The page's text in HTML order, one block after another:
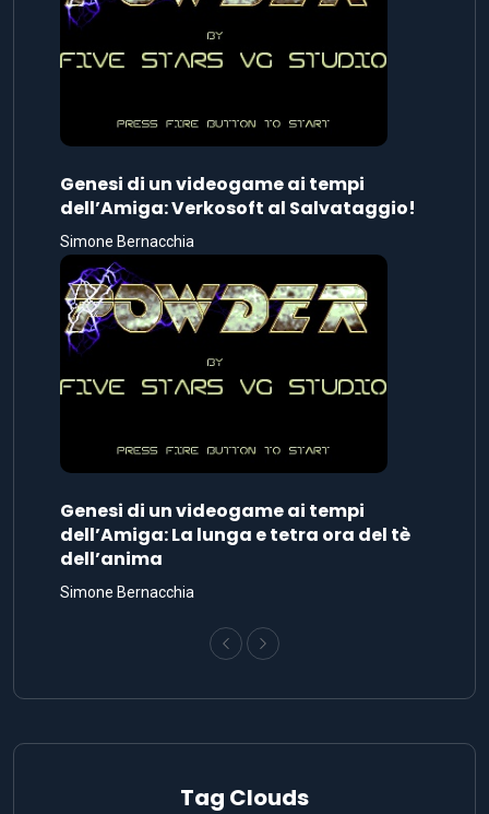
Genesi di un videogame ai tempi
dell’Amiga: Verkosoft al Salvataggio!
Simone Bernacchia
Genesi di un videogame ai tempi
dell’Amiga: La lunga e tetra ora del tè
dell’anima
Simone Bernacchia
Tag Clouds